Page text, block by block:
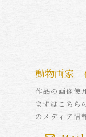
動物画家
作品の画像使
まずはこちら
のメディア情